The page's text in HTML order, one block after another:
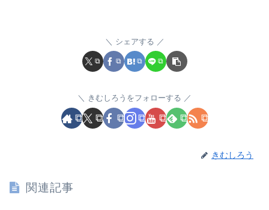
シェアする
きむしろうをフォローする
きむしろう
関連記事